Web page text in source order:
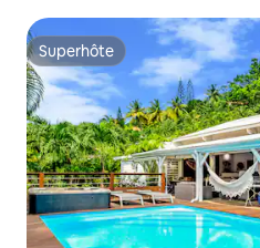
Superhôte
Superhôte